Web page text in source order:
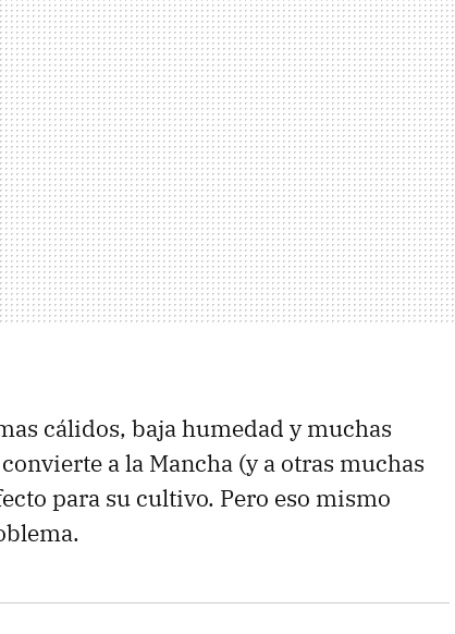
cálidos, baja humedad y muchas
a la Mancha (y a otras muchas
para su cultivo. Pero eso mismo